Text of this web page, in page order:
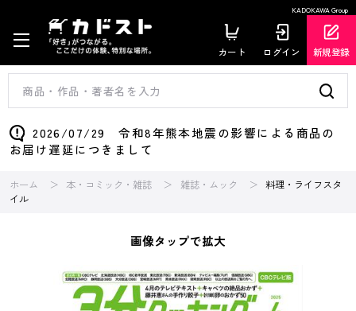
KADOKAWA Group
カート ログイン 新規登録
2026/07/29 令和8年熊本地震の影響による商品の
お届け遅延につきまして
ホーム 本・コミック・雑誌 雑誌・ムック
料理・ライフスタ
イル
画像タップで拡大